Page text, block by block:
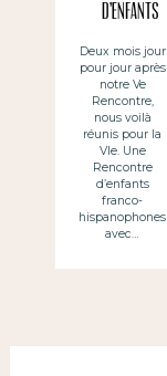
d’enfants
franco-
hispanophone
s de Nantes
Deux mois jour
pour jour après
notre Ve
Rencontre,
nous voilà
réunis pour la
VIe. Une
Rencontre
d’enfants
franco-
hispanophones
avec…